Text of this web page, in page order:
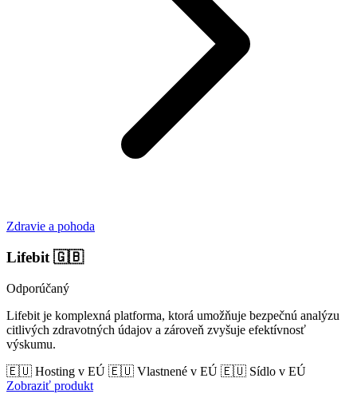
Zdravie a pohoda
Lifebit 🇬🇧
Odporúčaný
Lifebit je komplexná platforma, ktorá umožňuje bezpečnú analýzu
citlivých zdravotných údajov a zároveň zvyšuje efektívnosť
výskumu.
🇪🇺 Hosting v EÚ 🇪🇺 Vlastnené v EÚ 🇪🇺 Sídlo v EÚ
Zobraziť produkt